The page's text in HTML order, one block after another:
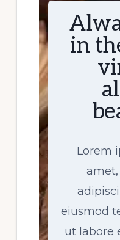
in
Lorem
eiusmod
ut labore